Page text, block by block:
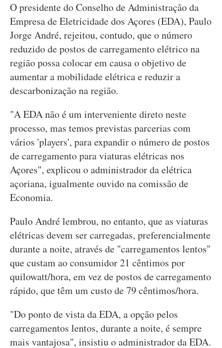
O presidente do Conselho de Administração da
Empresa de Eletricidade dos Açores (EDA), Paulo
Jorge André, rejeitou, contudo, que o número
reduzido de postos de carregamento elétrico na
região possa colocar em causa o objetivo de
aumentar a mobilidade elétrica e reduzir a
descarbonização na região.
"A EDA não é um interveniente direto neste
processo, mas temos previstas parcerias com
vários 'players', para expandir o número de postos
de carregamento para viaturas elétricas nos
Açores", explicou o administrador da elétrica
açoriana, igualmente ouvido na comissão de
Economia.
Paulo André lembrou, no entanto, que as viaturas
elétricas devem ser carregadas, preferencialmente
durante a noite, através de "carregamentos lentos"
que custam ao consumidor 21 cêntimos por
quilowatt/hora, em vez de postos de carregamento
rápido, que têm um custo de 79 cêntimos/hora.
"Do ponto de vista da EDA, a opção pelos
carregamentos lentos, durante a noite, é sempre
mais vantajosa", insistiu o administrador da EDA.